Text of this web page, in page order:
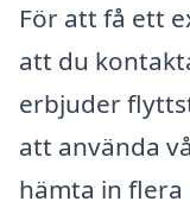
För att få ett
att du
erbjuder
att använda
hämta in